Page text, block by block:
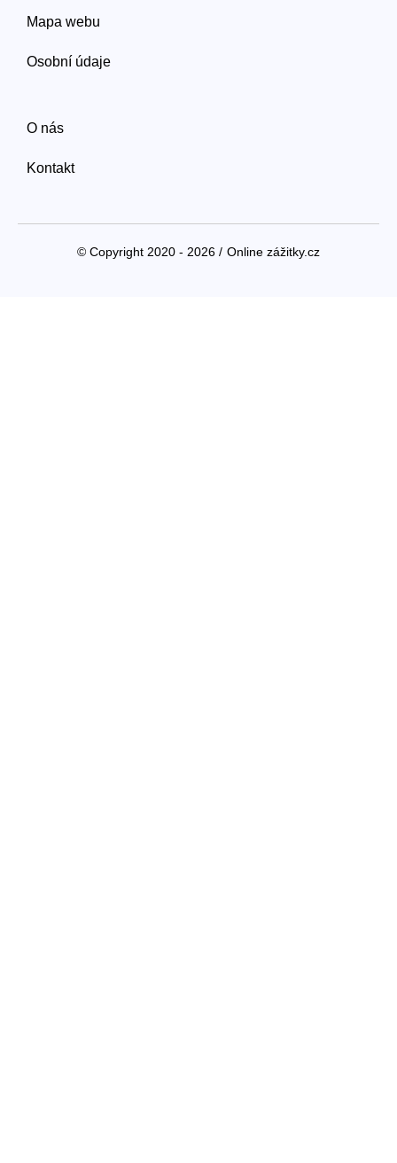
Mapa webu
Osobní údaje
O nás
Kontakt
© Copyright 2020 - 2026 / Online zážitky.cz